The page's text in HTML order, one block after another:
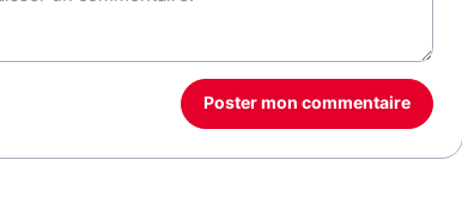
Poster mon commentaire